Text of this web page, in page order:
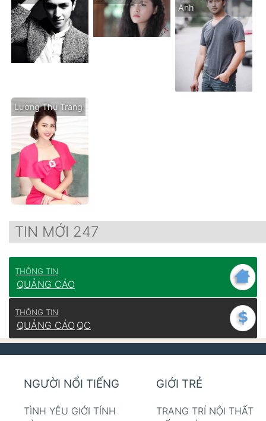
Anh
Lương Thu Trang
TIN MỚI 247
THÔNG TIN
QUẢNG CÁO
THÔNG TIN
QUẢNG CÁO QC
NGƯỜI NỔI TIẾNG
TÌNH YÊU GIỚI TÍNH
GIỚI TRẺ
TRANG TRÍ NỘI THẤT